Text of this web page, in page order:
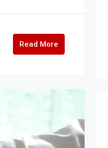
Read More